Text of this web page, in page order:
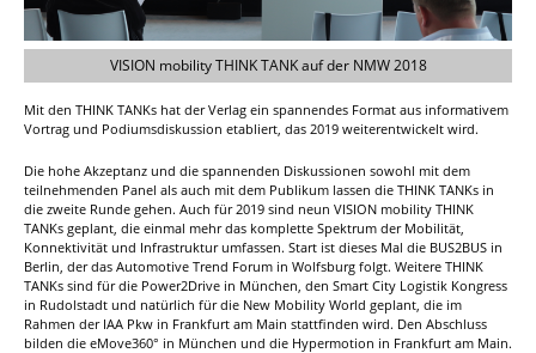
VISION mobility THINK TANK auf der NMW 2018
Mit den THINK TANKs hat der Verlag ein spannendes Format aus informativem
Vortrag und Podiumsdiskussion etabliert, das 2019 weiterentwickelt wird.
Die hohe Akzeptanz und die spannenden Diskussionen sowohl mit dem
teilnehmenden Panel als auch mit dem Publikum lassen die THINK TANKs in
die zweite Runde gehen. Auch für 2019 sind neun VISION mobility THINK
TANKs geplant, die einmal mehr das komplette Spektrum der Mobilität,
Konnektivität und Infrastruktur umfassen. Start ist dieses Mal die BUS2BUS in
Berlin, der das Automotive Trend Forum in Wolfsburg folgt. Weitere THINK
TANKs sind für die Power2Drive in München, den Smart City Logistik Kongress
in Rudolstadt und natürlich für die New Mobility World geplant, die im
Rahmen der IAA Pkw in Frankfurt am Main stattfinden wird. Den Abschluss
bilden die eMove360° in München und die Hypermotion in Frankfurt am Main.